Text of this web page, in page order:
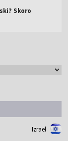
Skoro
Izrael